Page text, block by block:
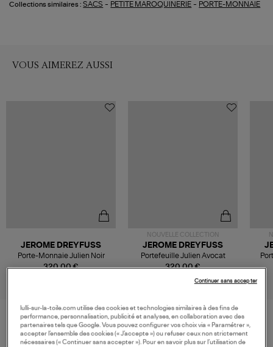
Collections similaires : SACS - PETITE MAROQUINERIE - PORTE-MONNAIE
VOUS AIMEREZ AUSSI
320,00 €
JEROME DREYFUSS
Porte-Monnaie Julien Noir
NOUVELLE COLLECTION
320,00 €
JEROME DREYFUSS
Portefeuille Julien Avocat
VOS DERNIERS PRODUITS VUS
lulli-sur-la-toile.com utilise des cookies et technologies similaires à des fins de
performance, personnalisation, publicité et analyses, en collaboration avec des
partenaires tels que Google. Vous pouvez configurer vos choix via « Paramétrer »,
accepter l’ensemble des cookies (« J’accepte ») ou refuser ceux non strictement
nécessaires (« Continuer sans accepter »). Pour en savoir plus sur l’utilisation de
Continuer sans accepter